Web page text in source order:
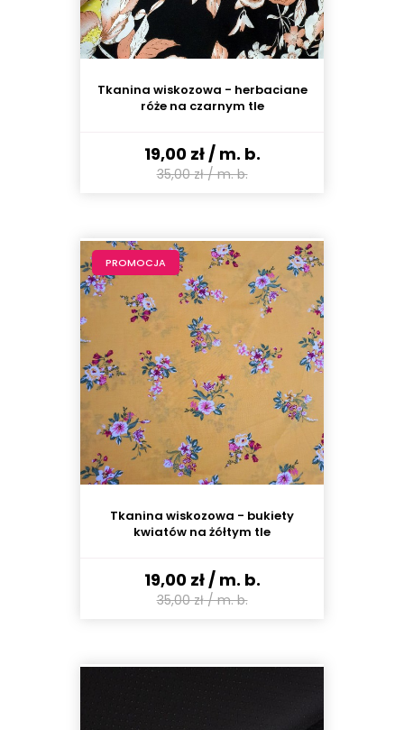
Tkanina wiskozowa - herbaciane
róże na czarnym tle
19,00 zł/ m. b.
35,00 zł/ m. b.
Tkanina wiskozowa - bukiety
kwiatów na żółtym tle
19,00 zł/ m. b.
35,00 zł/ m. b.
PROMOCJA